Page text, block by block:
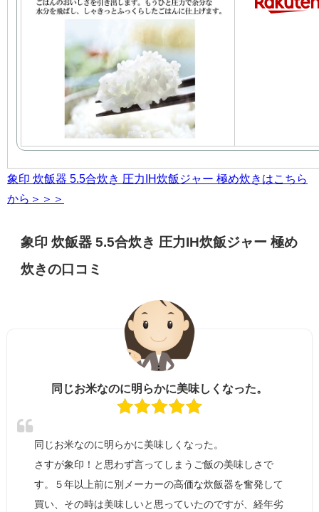
象印 炊飯器 5.5合炊き 圧力IH炊飯ジャー 極め炊きはこちら
から＞＞＞
象印 炊飯器 5.5合炊き 圧力IH炊飯ジャー 極め
炊きの口コミ
同じお米なのに明らかに美味しくなった。
同じお米なのに明らかに美味しくなった。
さすが象印！と思わず言ってしまうご飯の美味しさで
す。５年以上前に別メーカーの高価な炊飯器を奮発して
買い、その時は美味しいと思っていたのですが、経年劣